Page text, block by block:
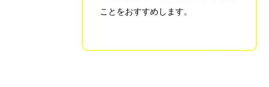
ことをおすすめします。